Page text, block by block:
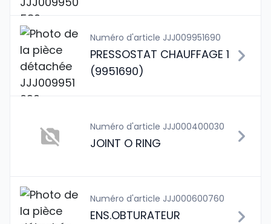
Numéro d'article JJJ009951690
PRESSOSTAT CHAUFFAGE 1
(9951690)
Numéro d'article JJJ000400030
JOINT O RING
Numéro d'article JJJ000600760
ENS.OBTURATEUR